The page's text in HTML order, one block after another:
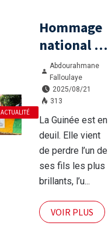
ACTUALITÉ
Hommage
national à
Daouda
Taban Sylla
: la Guinée
s’incline
devant un
destin
brisé, mais
immortel.
Abdourahmane
Falloulaye
2025/08/21
313
La Guinée est en
deuil. Elle vient
de perdre l’un de
ses fils les plus
brillants, l’u...
VOIR PLUS